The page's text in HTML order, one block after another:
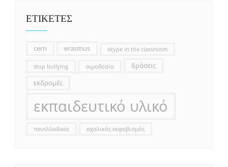
ΕΤΙΚΕΤΕΣ
cern erasmus skype in the classroom
stop bullying αιμοδοσία
δράσεις
εκδρομές
εκπαιδευτικό υλικό
πανελλαδικές σχολικός εκφοβισμός